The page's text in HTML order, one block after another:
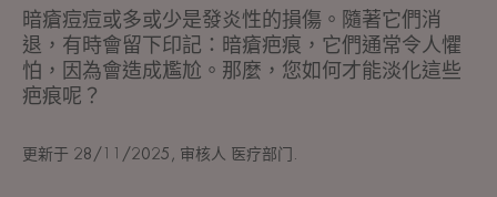
暗瘡痘痘或多或少是發炎性的損傷。隨著它們消
退，有時會留下印記：暗瘡疤痕，它們通常令人懼
怕，因為會造成尷尬。那麼，您如何才能淡化這些
疤痕呢？
更新于 28/11/2025 , 审核人 医疗部门